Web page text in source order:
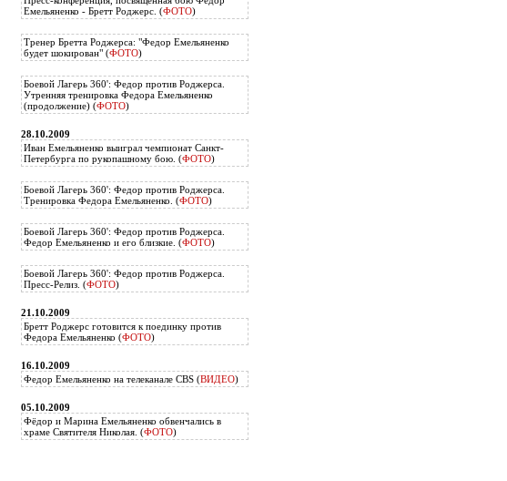
Емельяненко - Бретт Роджерс. (ФОТО)
Тренер Бретта Роджерса: "Федор Емельяненко
будет шокирован" (ФОТО)
Боевой Лагерь 360': Федор против Роджерса.
Утренняя тренировка Федора Емельяненко
(продолжение) (ФОТО)
28.10.2009
Иван Емельяненко выиграл чемпионат Санкт-
Петербурга по рукопашному бою. (ФОТО)
Боевой Лагерь 360': Федор против Роджерса.
Тренировка Федора Емельяненко. (ФОТО)
Боевой Лагерь 360': Федор против Роджерса.
Федор Емельяненко и его близкие. (ФОТО)
Боевой Лагерь 360': Федор против Роджерса.
Пресс-Релиз. (ФОТО)
21.10.2009
Бретт Роджерс готовится к поединку против
Федора Емельяненко (ФОТО)
16.10.2009
Федор Емельяненко на телеканале CBS (ВИДЕО)
05.10.2009
Фёдор и Марина Емельяненко обвенчались в
храме Святителя Николая. (ФОТО)